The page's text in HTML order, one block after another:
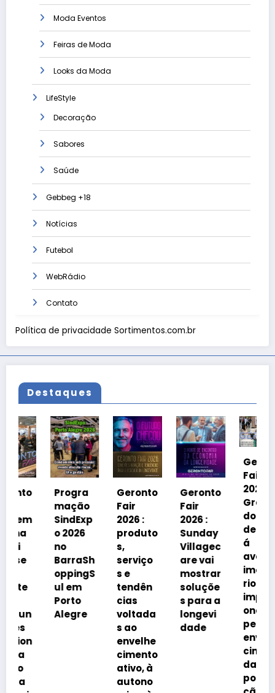
Moda Eventos
Feiras de Moda
Looks da Moda
LifeStyle
Decoração
Sabores
Saúde
Gebbeg +18
Notícias
Futebol
WebRádio
Contato
Política de privacidade Sortimentos.com.br
Destaques
Progra
mação
SindExp
o 2026
BarraSh
oppingS
ul em
Alegre
Geronto
Fair
2026 :
produto
serviço
s e
tendên
voltada
envelhe
cimento
ativo, à
autono
Geronto
Sunday
Villagec
are vai
mostrar
soluçõe
s para a
longevi
Geronto
Fair
2026 em
Grama
debater
á
avanço
imobiliá
rio
impulsi
onado
envelhe
cimento
popula